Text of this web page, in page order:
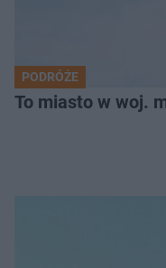
PODRÓŻE
To miasto w woj.